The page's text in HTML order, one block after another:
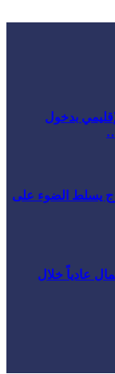
بدخول
يسلط الضوء على
عادياً خلال